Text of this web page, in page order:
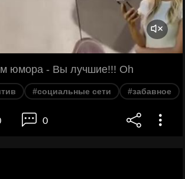
юмора - Вы лучшие!!! Oh
#социальные сети #забавное
0